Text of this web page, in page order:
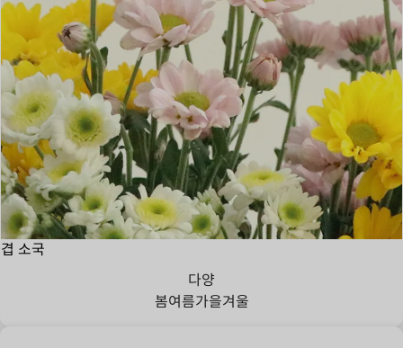
겹 소국
다양
봄여름가을겨울